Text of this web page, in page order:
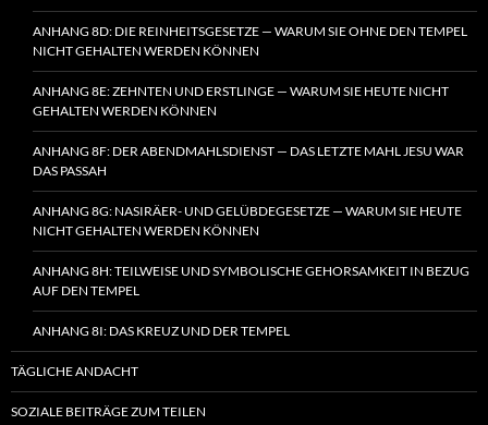
ANHANG 8D: DIE REINHEITSGESETZE — WARUM SIE OHNE DEN TEMPEL
NICHT GEHALTEN WERDEN KÖNNEN
ANHANG 8E: ZEHNTEN UND ERSTLINGE — WARUM SIE HEUTE NICHT
GEHALTEN WERDEN KÖNNEN
ANHANG 8F: DER ABENDMAHLSDIENST — DAS LETZTE MAHL JESU WAR
DAS PASSAH
ANHANG 8G: NASIRÄER- UND GELÜBDEGESETZE — WARUM SIE HEUTE
NICHT GEHALTEN WERDEN KÖNNEN
ANHANG 8H: TEILWEISE UND SYMBOLISCHE GEHORSAMKEIT IN BEZUG
AUF DEN TEMPEL
ANHANG 8I: DAS KREUZ UND DER TEMPEL
TÄGLICHE ANDACHT
SOZIALE BEITRÄGE ZUM TEILEN